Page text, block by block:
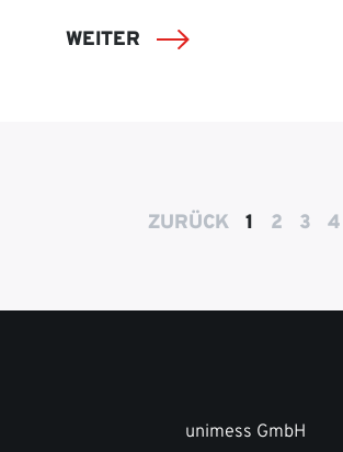
WEITER
ZURÜCK 1 2 3 4
unimess GmbH